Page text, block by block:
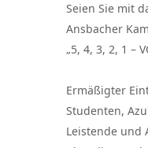
Seien Sie mit
Ansbacher
„5, 4, 3, 2, 1 –
Ermäßigter
Studenten,
Leistende und